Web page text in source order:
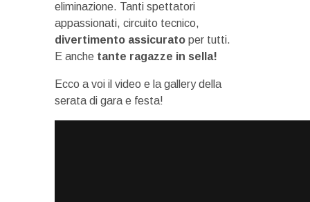
eliminazione. Tanti spettatori
appassionati, circuito tecnico,
divertimento assicurato per tutti.
E anche tante ragazze in sella!
Ecco a voi il video e la gallery della
serata di gara e festa!